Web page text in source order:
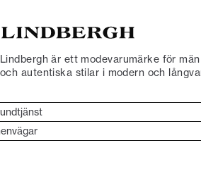
Lindbergh är ett modevarumärke för
och autentiska stilar i modern och